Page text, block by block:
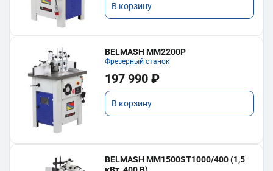
В корзину
BELMASH MM2200P
Фрезерный станок
197 990 ₽
В корзину
BELMASH MM1500ST1000/400 (1,5